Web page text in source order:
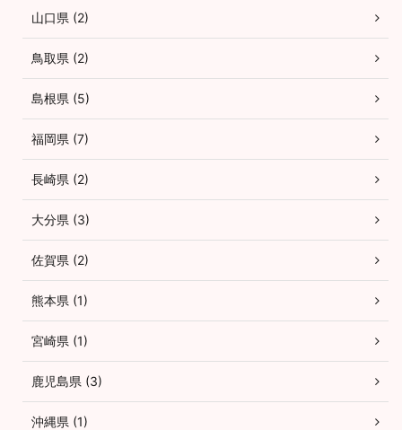
山口県 (2)
鳥取県 (2)
島根県 (5)
福岡県 (7)
長崎県 (2)
大分県 (3)
佐賀県 (2)
熊本県 (1)
宮崎県 (1)
鹿児島県 (3)
沖縄県 (1)